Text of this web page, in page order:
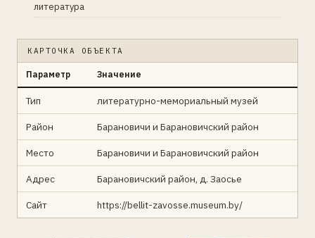
литература
КАРТОЧКА ОБЪЕКТА
Параметр Значение
Тип литературно-мемориальный музей
Район Барановичи и Барановичский район
Место Барановичи и Барановичский район
Адрес Барановичский район, д. Заосье
Сайт https://bellit-zavosse.museum.by/